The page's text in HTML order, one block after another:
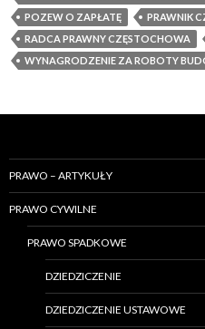
POZEW O ZAPŁATĘ
PRAWNIK
RADCA PRAWNY CZĘSTOCHOWA
WYNAGRODZENIE ZA ROBOTY
PRAWO – ARTYKUŁY
PRAWO CYWILNE
PRAWO SPADKOWE
DZIEDZICZENIE
DZIEDZICZENIE USTAWOWE